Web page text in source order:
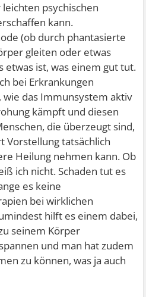
psychischen
kann.
(ob durch phantasierte
gleiten oder etwas
etwas ist, was einem gut tut.
bei Erkrankungen
wie das Immunsystem aktiv
kämpft und diesen
die überzeugt sind,
Vorstellung tatsächlich
Heilung nehmen kann. Ob
ich nicht. Schaden tut es
es keine
bei wirklichen
hilft es einem dabei,
seinem Körper
und man hat zudem
zu können, was ja auch